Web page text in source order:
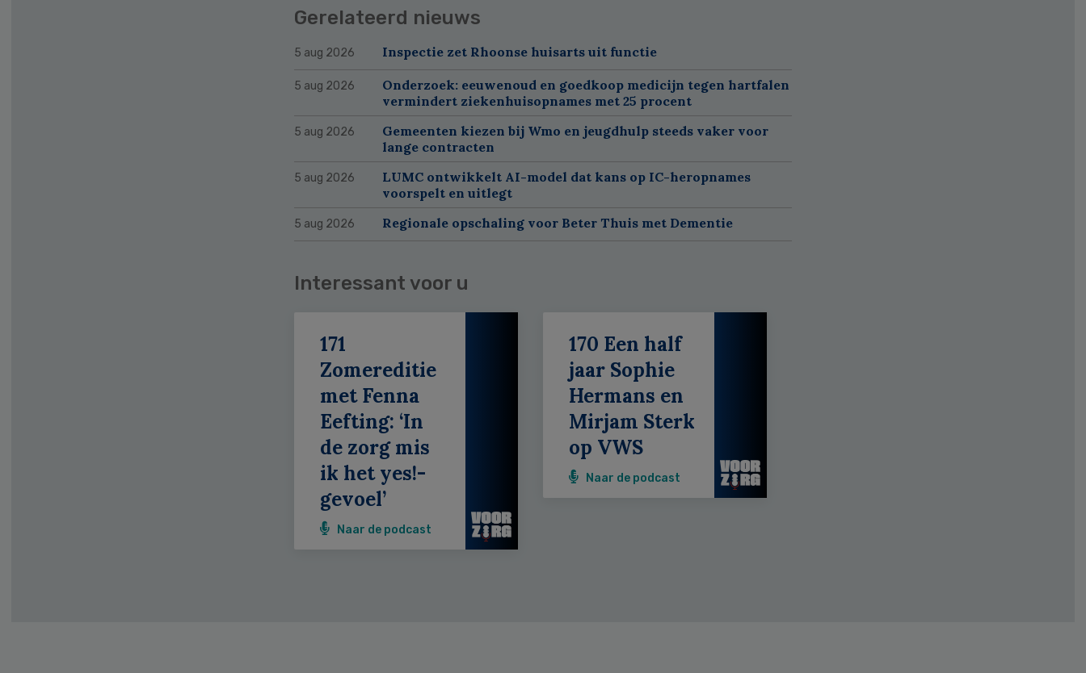
Gerelateerd nieuws
5 aug 2026 Inspectie zet Rhoonse huisarts uit functie
5 aug 2026
Onderzoek: eeuwenoud en goedkoop medicijn tegen hartfalen
vermindert ziekenhuisopnames met 25 procent
5 aug 2026
Gemeenten kiezen bij Wmo en jeugdhulp steeds vaker voor
lange contracten
5 aug 2026
LUMC ontwikkelt AI-model dat kans op IC-heropnames
voorspelt en uitlegt
5 aug 2026 Regionale opschaling voor Beter Thuis met Dementie
Interessant voor u
171
Zomereditie
met Fenna
Eefting: ‘In
de zorg mis
ik het yes!-
gevoel’
Naar de podcast
170 Een half
jaar Sophie
Hermans en
Mirjam Sterk
op VWS
Naar de podcast